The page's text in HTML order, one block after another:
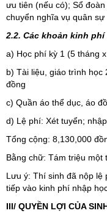
ưu tiên (nếu có); Sổ
chuyển nghĩa vụ quân sự
2.2. Các khoản kinh
a) Học phí kỳ 1 (5 tháng
b) Tài liệu, giáo trình học
đồng
c) Quần áo thể dục, áo
d) Lệ phí: Xét tuyển;
Tổng cộng: 8,130,000
Bằng chữ: Tám triệu một
Lưu ý: Thí sinh đã nộp
tiếp vào kinh phí nhập
III/ QUYỀN LỢI CỦA